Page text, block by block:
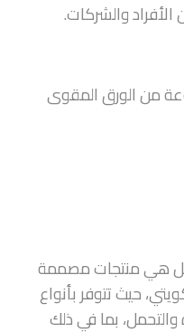
والشركات.
من الورق المقوى
بل هي منتجات مصممة
حيث تتوفر بأنواع
بما في ذلك